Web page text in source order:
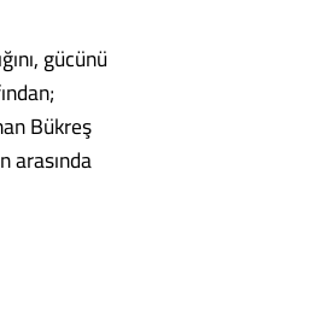
gücünü
Bükreş
arasında